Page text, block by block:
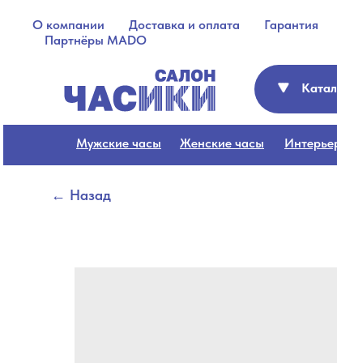
О компании Доставка и оплата Гарантия
Партнёры MADO
Мужские часы Женские часы
← Назад